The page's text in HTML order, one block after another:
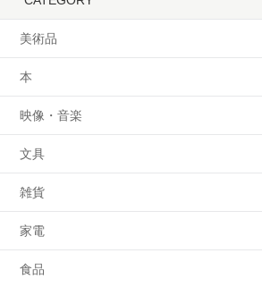
美術品
本
映像・音楽
文具
雑貨
家電
食品